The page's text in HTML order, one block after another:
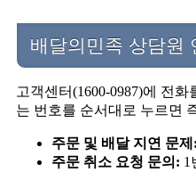
배달의민족 상담원
고객센터(1600-0987)에 전
는 번호를 순서대로 누르면
주문 및 배달 지연 문제:
주문 취소 요청 문의: 1